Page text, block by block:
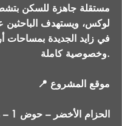
مستقلة جاهزة للسكن
لوكس، ويستهدف الباحثين
في زايد الجديدة بمساحات
وخصوصية كاملة.
📍 موقع المشروع
الحزام الأخضر – حوض 1 – زايد الجديدة